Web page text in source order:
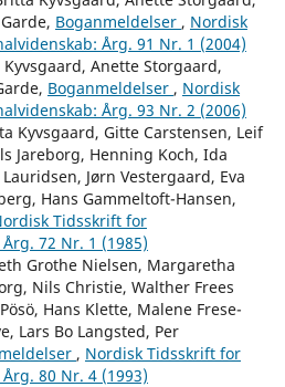
Boganmeldelser , Nordisk
Årg. 91 Nr. 1 (2004)
Anette Storgaard,
Boganmeldelser , Nordisk
Årg. 93 Nr. 2 (2006)
Kyvsgaard, Gitte Carstensen, Leif
Jareborg, Henning Koch, Ida
Jørn Vestergaard, Eva
Hans Gammeltoft-Hansen,
Tidsskrift for
72 Nr. 1 (1985)
Grothe Nielsen, Margaretha
Nils Christie, Walther Frees
Hans Klette, Malene Frese-
Lars Bo Langsted, Per
, Nordisk Tidsskrift for
80 Nr. 4 (1993)